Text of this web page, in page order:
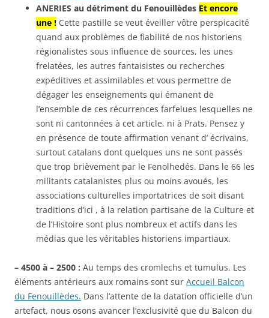
ANERIES au détriment du Fenouillèdes Et encore
une ! Cette pastille se veut éveiller vôtre perspicacité
quand aux problèmes de fiabilité de nos historiens
régionalistes sous influence de sources, les unes
frelatées, les autres fantaisistes ou recherches
expéditives et assimilables et vous permettre de
dégager les enseignements qui émanent de
l’ensemble de ces récurrences farfelues lesquelles ne
sont ni cantonnées à cet article, ni à Prats. Pensez y
en présence de toute affirmation venant d’ écrivains,
surtout catalans dont quelques uns ne sont passés
que trop brièvement par le Fenolhedés. Dans le 66 les
militants catalanistes plus ou moins avoués, les
associations culturelles importatrices de soit disant
traditions d’ici , à la relation partisane de la Culture et
de l’Histoire sont plus nombreux et actifs dans les
médias que les véritables historiens impartiaux.
– 4500 à – 2500 : Au temps des cromlechs et tumulus. Les
éléments antérieurs aux romains sont sur Accueil Balcon
du Fenouillèdes. Dans l’attente de la datation officielle d’un
artefact, nous osons avancer l’exclusivité que du Balcon du